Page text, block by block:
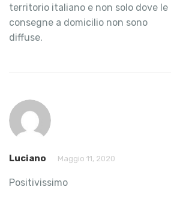
territorio italiano e non solo dove le
consegne a domicilio non sono
diffuse.
Luciano Maggio 11, 2020
Positivissimo